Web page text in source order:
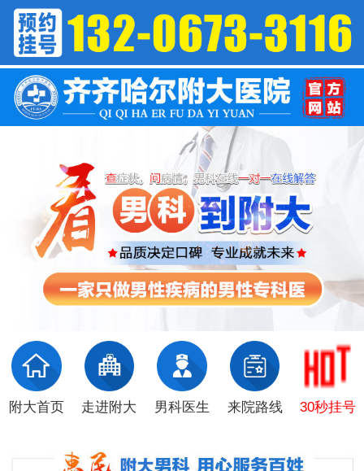
附大首页 走进附大 男科医生 来院路线 30秒挂号